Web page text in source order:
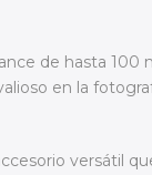
de hasta 100
en la
versátil